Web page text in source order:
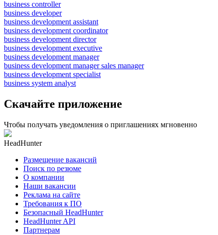
business controller
business developer
business development assistant
business development coordinator
business development director
business development executive
business development manager
business development manager sales manager
business development specialist
business system analyst
Скачайте приложение
Чтобы получать уведомления о приглашениях мгновенно
HeadHunter
Размещение вакансий
Поиск по резюме
О компании
Наши вакансии
Реклама на сайте
Требования к ПО
Безопасный HeadHunter
HeadHunter API
Партнерам